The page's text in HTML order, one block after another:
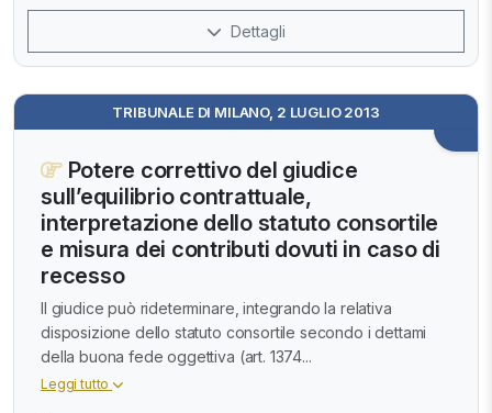
Dettagli
TRIBUNALE DI MILANO, 2 LUGLIO 2013
Potere correttivo del giudice
sull’equilibrio contrattuale,
interpretazione dello statuto consortile
e misura dei contributi dovuti in caso di
recesso
Il giudice può rideterminare, integrando la relativa
disposizione dello statuto consortile secondo i dettami
della buona fede oggettiva (art. 1374...
Leggi tutto